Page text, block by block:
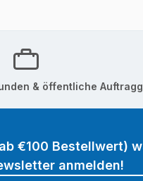
& öffentliche
€100 Bestellwert)
anmelden!